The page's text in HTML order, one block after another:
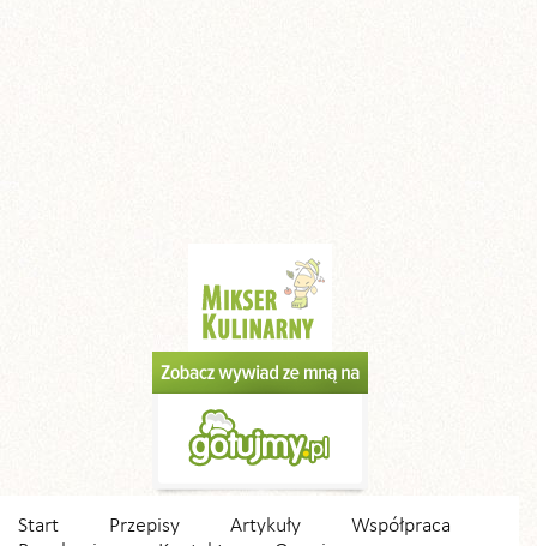
Start Przepisy Artykuły
Współpraca